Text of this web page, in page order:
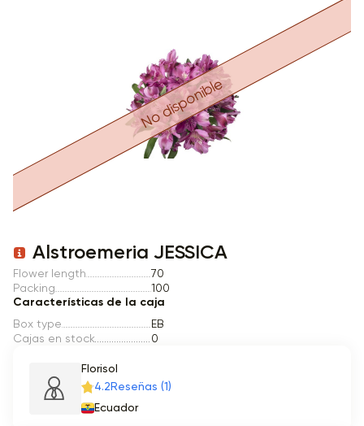
Item 1 of 1
No disponible
Alstroemeria JESSICA
Flower length
70
Packing
100
Características de la caja
Box type
EB
Cajas en stock
0
Florisol
4.2 Reseñas (1)
Ecuador